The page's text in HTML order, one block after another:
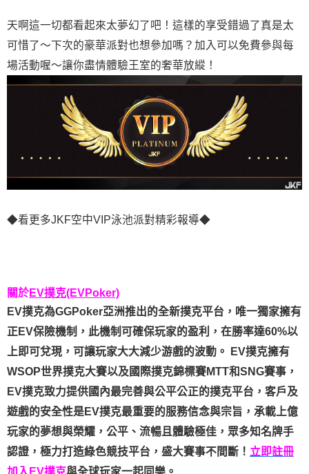
天啊這一切都看起來太夢幻了吧！這樣的享受錯過了真是太
可惜了～下次的豪華派對也想參加嗎？加入可以免費參與每
場活動喔～讓你盡情體驗王室的奢華放縱！
◆看更多JKF空中VIP泳池派對精彩報導◆
關於EV撲克(EVPoker)
EV撲克為GGPoker亞洲推出的全新撲克平台，唯一獨家擁有
正EV保險機制，此機制可確保玩家的盈利，在勝率達60%以
上即可兌現，可讓玩家大大減少游戲的波動。 EV撲克擁有
WSOP世界撲克大賽以及國際撲克錦標賽MTT和SNG賽事，
EV撲克致力提供國內最完善與公平公正的撲克平台，客戶及
遊戲的安全性是EV撲克最重要的服務信念與宗旨，承載上億
玩家的夢想與榮耀，公平、流暢且體驗極佳，眾多知名牌手
認證，極力打造綠色競技平台，盛大賽事不間斷！ 立即註冊